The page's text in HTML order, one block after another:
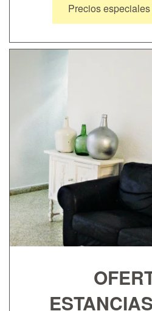
Precios